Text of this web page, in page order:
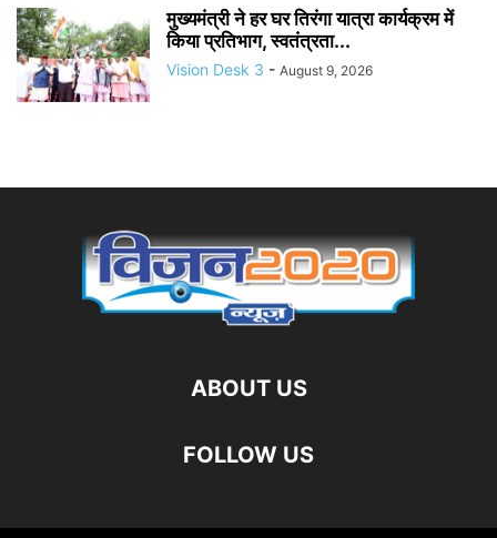
मुख्यमंत्री ने हर घर तिरंगा यात्रा कार्यक्रम में
किया प्रतिभाग, स्वतंत्रता...
Vision Desk 3 - August 9, 2026
ABOUT US
FOLLOW US